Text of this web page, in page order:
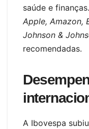
saúde e
Apple, Amazon,
Johnson &
recomendadas.
A Ibovespa